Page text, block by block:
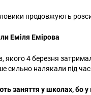
продовжують
Еміля Емірова
якого 4 березня
сильно налякали під
заняття у школах, бо